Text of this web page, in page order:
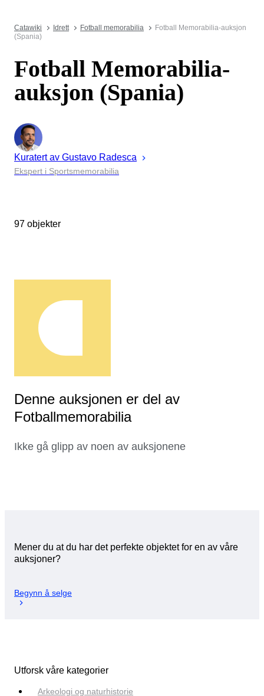
Catawiki Idrett Fotball memorabilia
Fotball Memorabilia-auksjon
(Spania)
Fotball Memorabilia-
auksjon (Spania)
Kuratert av Gustavo Radesca
Ekspert i Sportsmemorabilia
97 objekter
Denne auksjonen er del av
Fotballmemorabilia
Ikke gå glipp av noen av auksjonene
Mener du at du har det perfekte objektet for en av våre
auksjoner?
Begynn å selge
Utforsk våre kategorier
Arkeologi og naturhistorie